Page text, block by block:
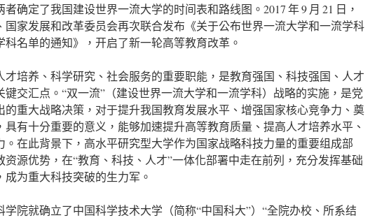
确定了我国建设世界一流大学的时间表和路线图。2017 年 9 月 21 日，
国家发展和改革委员会再次联合发布《关于公布世界一流大学和一流学科
科名单的通知》，开启了新一轮高等教育改革。
才培养、科学研究、社会服务的重要职能，是教育强国、科技强国、人才
键交汇点。“双一流”（建设世界一流大学和一流学科）战略的实施，是党
的重大战略决策，对于提升我国教育发展水平、增强国家核心竞争力、奠
具有十分重要的意义，能够加速提升高等教育质量、提高人才培养水平、
。在此背景下，高水平研究型大学作为国家战略科技力量的重要组成部
资源优势，在“教育、科技、人才”一体化部署中走在前列，充分发挥基础
为重大科技突破的生力军。
学院就确立了中国科学技术大学（简称“中国科大”）“全院办校、所系结